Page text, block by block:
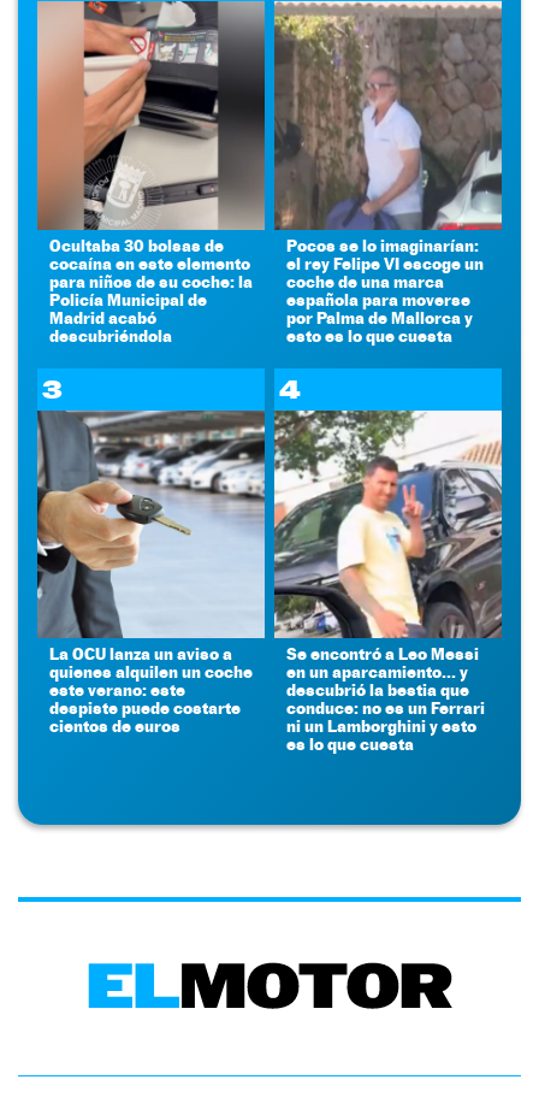
Ocultaba 30 bolsas de
cocaína en este elemento
para niños de su coche: la
Policía Municipal de
Madrid acabó
descubriéndola
Pocos se lo imaginarían:
el rey Felipe VI escoge un
coche de una marca
española para moverse
por Palma de Mallorca y
esto es lo que cuesta
3
La OCU lanza un aviso a
quienes alquilen un coche
este verano: este
despiste puede costarte
cientos de euros
4
Se encontró a Leo Messi
en un aparcamiento... y
descubrió la bestia que
conduce: no es un Ferrari
ni un Lamborghini y esto
es lo que cuesta